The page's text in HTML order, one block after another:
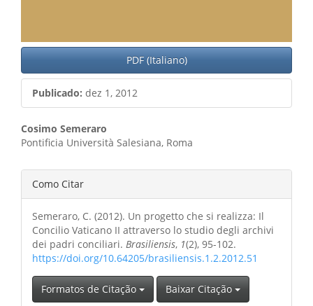
PDF (Italiano)
Publicado: dez 1, 2012
Conteúdo
do
artigo
principal
Cosimo Semeraro
Pontificia Università Salesiana, Roma
Detalhes
do
artigo
Como Citar
Semeraro, C. (2012). Un progetto che si realizza: Il
Concilio Vaticano II attraverso lo studio degli archivi
dei padri conciliari. Brasiliensis, 1(2), 95-102.
https://doi.org/10.64205/brasiliensis.1.2.2012.51
Formatos de Citação Baixar Citação